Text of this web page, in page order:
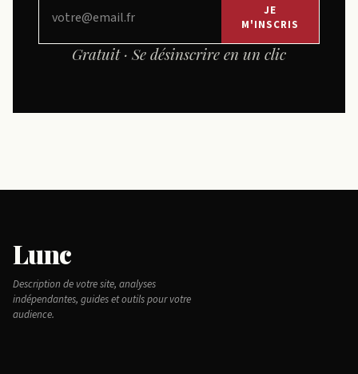
JE
M'INSCRIS
Gratuit · Se désinscrire en un clic
Lunc
Description de votre site, analyses
indépendantes, guides et outils pour votre
audience.